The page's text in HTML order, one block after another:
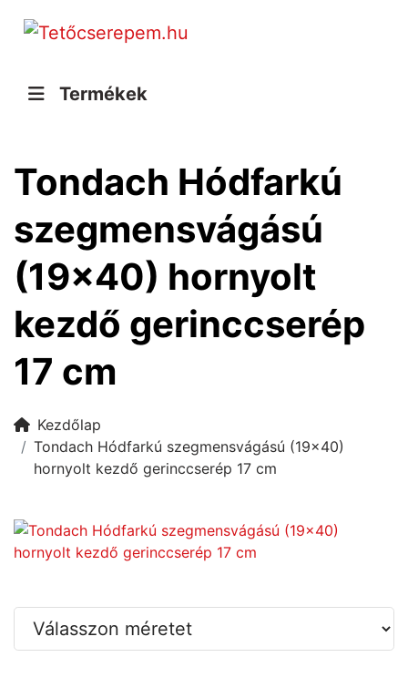
Termékek
Tondach Hódfarkú
szegmensvágású
(19x40) hornyolt
kezdő gerinccserép
17 cm
Kezdőlap
Tondach Hódfarkú szegmensvágású (19x40)
hornyolt kezdő gerinccserép 17 cm